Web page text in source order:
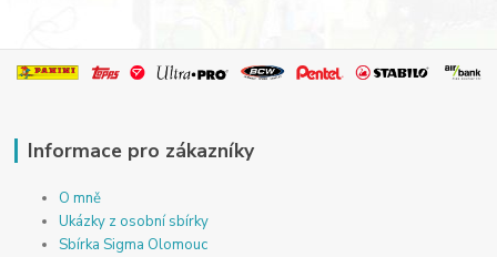
Informace pro zákazníky
O mně
Ukázky z osobní sbírky
Sbírka Sigma Olomouc